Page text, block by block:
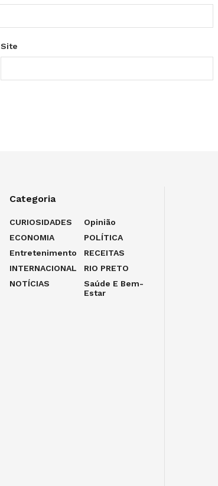
Site
Categoria
CURIOSIDADES
ECONOMIA
Entretenimento
INTERNACIONAL
NOTÍCIAS
Opinião
POLÍTICA
RECEITAS
RIO PRETO
Saúde E Bem-
Estar